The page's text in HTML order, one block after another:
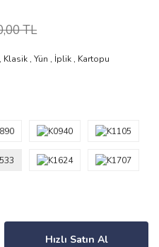
TL
, Klasik ,Yün , İplik , Kartopu
Hızlı Satın Al